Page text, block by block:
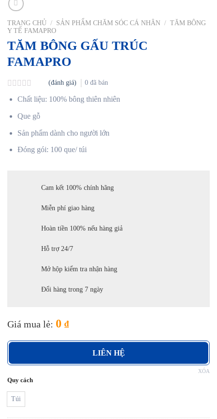
TRANG CHỦ / SẢN PHẨM CHĂM SÓC CÁ NHÂN / TĂM BÔNG
Y TẾ FAMAPRO
TĂM BÔNG GẤU TRÚC
FAMAPRO
Được
xếp
0
sao
(đánh giá) 0đã bán
Cam kết 100% chính hãng
Miễn phí giao hàng
Hoàn tiền 100% nếu hàng giả
Hỗ trợ 24/7
Mở hộp kiểm tra nhận hàng
Đổi hàng trong 7 ngày
Giá mua lẻ: 0 ₫
LIÊN HỆ
Chất liệu: 100% bông thiên nhiên
Que gỗ
Sản phẩm dành cho người lớn
Đóng gói: 100 que/ túi
Quy cách
Túi
XÓA